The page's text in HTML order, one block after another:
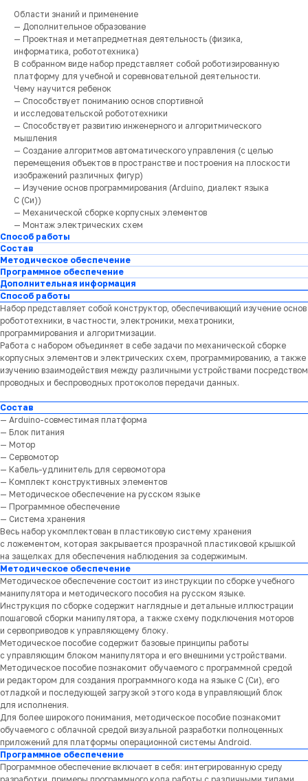
Области знаний и применение
— Дополнительное образование
— Проектная и метапредметная деятельность (физика,
информатика, робототехника)
В собранном виде набор представляет собой роботизированную
платформу для учебной и соревновательной деятельности.
Чему научится ребенок
— Способствует пониманию основ спортивной
и исследовательской робототехники
— Способствует развитию инженерного и алгоритмического
мышления
— Создание алгоритмов автоматического управления (с целью
перемещения объектов в пространстве и построения на плоскости
изображений различных фигур)
— Изучение основ программирования (Arduino, диалект языка
С (Си))
— Механической сборке корпусных элементов
— Монтаж электрических схем
Способ работы
Состав
Методическое обеспечение
Программное обеспечение
Дополнительная информация
Способ работы
Набор представляет собой конструктор, обеспечивающий изучение основ
робототехники, в частности, электроники, мехатроники,
программирования и алгоритмизации.
Работа с набором объединяет в себе задачи по механической сборке
корпусных элементов и электрических схем, программированию, а также
изучению взаимодействия между различными устройствами посредством
проводных и беспроводных протоколов передачи данных.
Состав
— Arduino-совместимая платформа
— Блок питания
— Мотор
— Сервомотор
— Кабель-удлинитель для сервомотора
— Комплект конструктивных элементов
— Методическое обеспечение на русском языке
— Программное обеспечение
— Система хранения
Весь набор укомплектован в пластиковую систему хранения
с ложементом, которая закрывается прозрачной пластиковой крышкой
на защелках для обеспечения наблюдения за содержимым.
Методическое обеспечение
Методическое обеспечение состоит из инструкции по сборке учебного
манипулятора и методического пособия на русском языке.
Инструкция по сборке содержит наглядные и детальные иллюстрации
пошаговой сборки манипулятора, а также схему подключения моторов
и сервоприводов к управляющему блоку.
Методическое пособие содержит базовые принципы работы
с управляющим блоком манипулятора и его внешними устройствами.
Методическое пособие познакомит обучаемого с программной средой
и редактором для создания программного кода на языке С (Си), его
отладкой и последующей загрузкой этого кода в управляющий блок
для исполнения.
Для более широкого понимания, методическое пособие познакомит
обучаемого с облачной средой визуальной разработки полноценных
приложений для платформы операционной системы Android.
Программное обеспечение
Программное обеспечение включает в себя: интегрированную среду